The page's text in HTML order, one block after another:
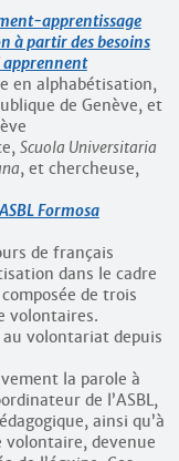
apprentissage
à partir des besoins
apprennent
en alphabétisation,
de Genève, et
Scuola Universitaria
, et chercheuse,
Formosa
de français
dans le cadre
de trois
volontaires.
au volontariat depuis
la parole à
de l’ASBL,
ainsi qu’à
volontaire, devenue